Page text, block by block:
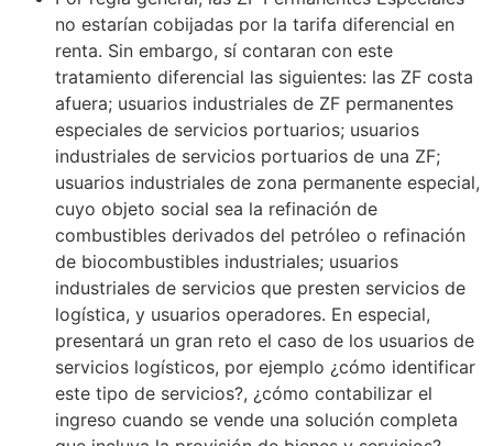
no estarían cobijadas por la tarifa diferencial en
renta. Sin embargo, sí contaran con este
tratamiento diferencial las siguientes: las ZF costa
afuera; usuarios industriales de ZF permanentes
especiales de servicios portuarios; usuarios
industriales de servicios portuarios de una ZF;
usuarios industriales de zona permanente especial,
cuyo objeto social sea la refinación de
combustibles derivados del petróleo o refinación
de biocombustibles industriales; usuarios
industriales de servicios que presten servicios de
logística, y usuarios operadores. En especial,
presentará un gran reto el caso de los usuarios de
servicios logísticos, por ejemplo ¿cómo identificar
este tipo de servicios?, ¿cómo contabilizar el
ingreso cuando se vende una solución completa